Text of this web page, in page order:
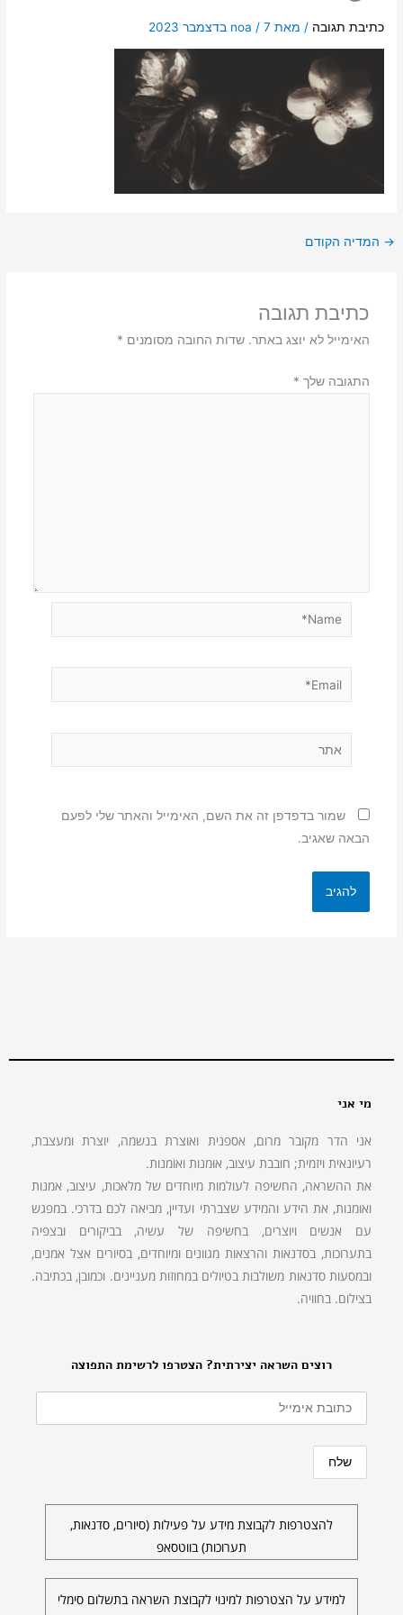
כתיבת תגובה / מאת noa / 7 בדצמבר 2023
→ המדיה הקודם
כתיבת תגובה
האימייל לא יוצג באתר. שדות החובה מסומנים *
התגובה שלך *
Email*
שמור בדפדפן זה את השם, האימייל והאתר שלי לפעם
הבאה שאגיב.
רוצים השראה יצירתית? הצטרפו לרשימת התפוצה
להצטרפות לקבוצת מידע על פעילות (סיורים, סדנאות,
תערוכות) בווטסאפ
למידע על הצטרפות למינוי לקבוצת השראה בתשלום סימלי
מי אני
אני הדר מקובר מרום, אספנית ואוצרת בנשמה, יוצרת ומעצבת,
רעיונאית ויזמית; חובבת עיצוב, אוּמנות ואוֹמנות.
את ההשראה, החשיפה לעולמות מיוחדים של מלאכות, עיצוב, אמנות
ואומנות, את הידע והמידע שצברתי ועדיין, מביאה לכם בדרכי. במפגש
עם אנשים ויוצרים, בחשיפה של עשיה, בביקורים ובצפיה
בתערוכות, בסדנאות והרצאות מגוונים ומיוחדים, בסיורים אצל אמנים,
ובמסעות סדנאות משולבות בטיולים במחוזות מעניינים. וכמובן, בכתיבה.
בצילום. בחוויה.